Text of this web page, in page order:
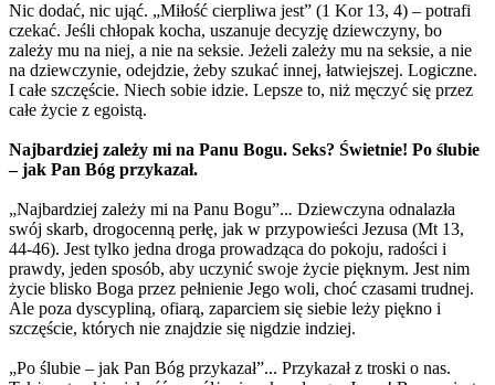
Nic dodać, nic ująć. „Miłość cierpliwa jest” (1 Kor 13, 4) – potrafi
czekać. Jeśli chłopak kocha, uszanuje decyzję dziewczyny, bo
zależy mu na niej, a nie na seksie. Jeżeli zależy mu na seksie, a nie
na dziewczynie, odejdzie, żeby szukać innej, łatwiejszej. Logiczne.
I całe szczęście. Niech sobie idzie. Lepsze to, niż męczyć się przez
całe życie z egoistą.
Najbardziej zależy mi na Panu Bogu. Seks? Świetnie! Po ślubie
– jak Pan Bóg przykazał.
„Najbardziej zależy mi na Panu Bogu”... Dziewczyna odnalazła
swój skarb, drogocenną perłę, jak w przypowieści Jezusa (Mt 13,
44-46). Jest tylko jedna droga prowadząca do pokoju, radości i
prawdy, jeden sposób, aby uczynić swoje życie pięknym. Jest nim
życie blisko Boga przez pełnienie Jego woli, choć czasami trudnej.
Ale poza dyscypliną, ofiarą, zaparciem się siebie leży piękno i
szczęście, których nie znajdzie się nigdzie indziej.
„Po ślubie – jak Pan Bóg przykazał”... Przykazał z troski o nas.